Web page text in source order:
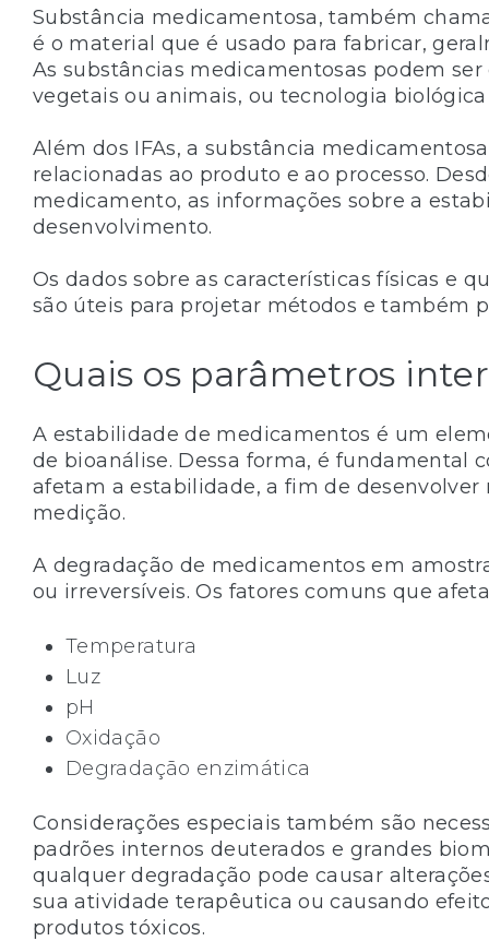
Substância medicamentosa, também
é o material que é usado para fabricar,
As substâncias medicamentosas podem
vegetais ou animais, ou tecnologia
Além dos IFAs, a substância
relacionadas ao produto e ao processo.
medicamento, as informações sobre a
desenvolvimento.
Os dados sobre as características físicas e
são úteis para projetar métodos e também
Quais os parâmetros
A estabilidade de medicamentos é um
de bioanálise. Dessa forma, é fundamental
afetam a estabilidade, a fim de
medição.
A degradação de medicamentos em
ou irreversíveis. Os fatores comuns que
Temperatura
Luz
pH
Oxidação
Degradação enzimática
Considerações especiais também são
padrões internos deuterados e grandes
qualquer degradação pode causar
sua atividade terapêutica ou causando
produtos tóxicos.